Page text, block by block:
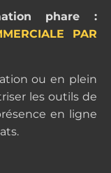
phare :
PAR
ou en plein
les outils de
en ligne